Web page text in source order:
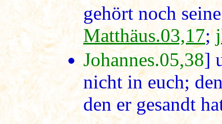
gehört noch
Matthäus.03,17;
Johannes.05,38]
nicht in euch;
den er gesandt